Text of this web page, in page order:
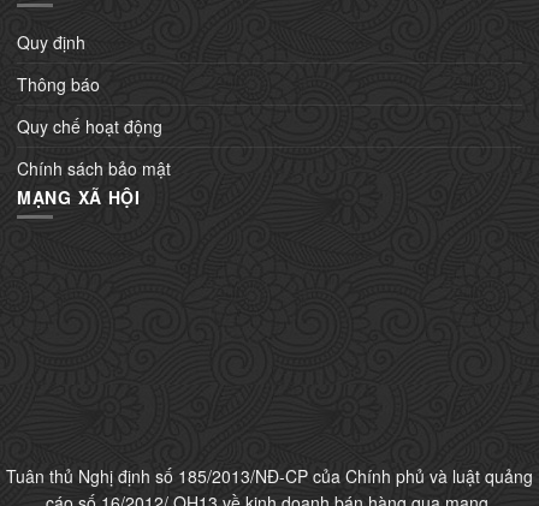
Quy định
Thông báo
Quy chế hoạt động
Chính sách bảo mật
MẠNG XÃ HỘI
Tuân thủ Nghị định số 185/2013/NĐ-CP của Chính phủ và luật quảng